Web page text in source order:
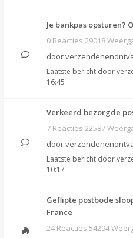
Je bankpas opsturen?
0 Reacties 29018
door
Laatste bericht door
16:45
Verkeerd bezorgde
7 Reacties 22587
door
Laatste bericht door
10:17
Geflipte postbode
France
24 Reacties 54294